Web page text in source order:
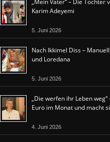
„Mein Vater“ – Die
Karim Adeyemi
5. Juni 2026
Nach Ikkimel Diss –
und Loredana
5. Juni 2026
„Die werfen ihr Leben
Euro im Monat und macht
4. Juni 2026